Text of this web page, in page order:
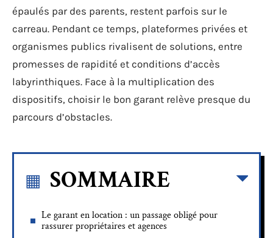
épaulés par des parents, restent parfois sur le
carreau. Pendant ce temps, plateformes privées et
organismes publics rivalisent de solutions, entre
promesses de rapidité et conditions d’accès
labyrinthiques. Face à la multiplication des
dispositifs, choisir le bon garant relève presque du
parcours d’obstacles.
SOMMAIRE
Le garant en location : un passage obligé pour
rassurer propriétaires et agences